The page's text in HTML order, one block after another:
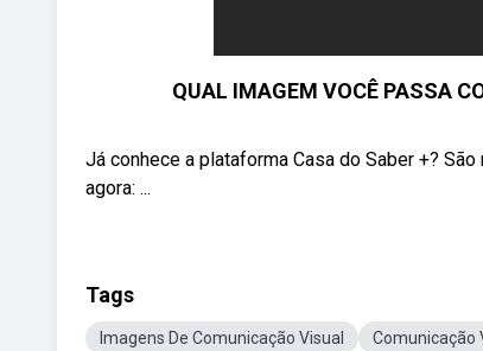
QUAL IMAGEM VOCÊ PASSA
Já conhece a plataforma Casa do Saber +?
agora: ...
Tags
Imagens De Comunicação Visual Comunicação